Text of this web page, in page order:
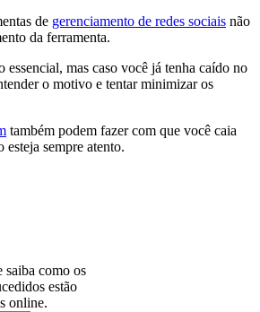
de gerenciamento de redes sociais não
da ferramenta.
essencial, mas caso você já tenha caído no
o motivo e tentar minimizar os
também podem fazer com que você caia
sempre atento.
saiba como os
estão
online.